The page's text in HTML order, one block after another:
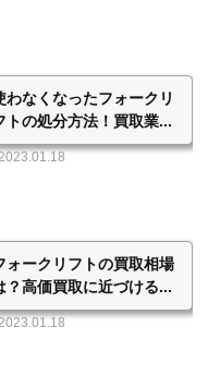
わなくなったフォークリ
トの処分方法！買取業...
ォークリフトの買取相場
？高価買取に近づける...